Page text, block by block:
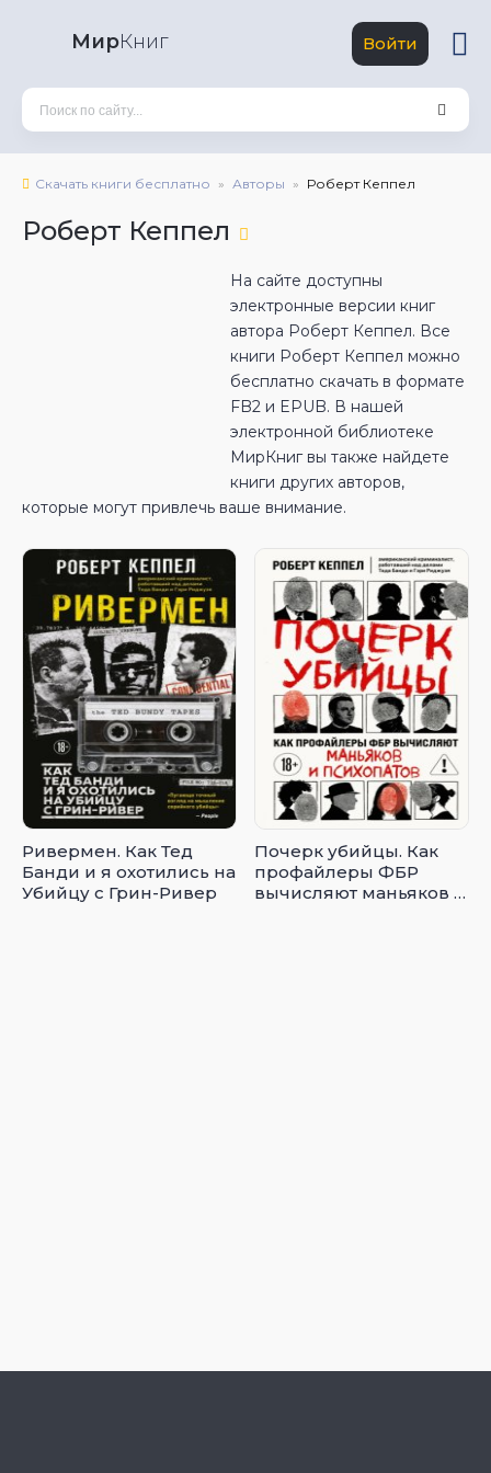
МирКниг Войти
Скачать книги бесплатно Авторы Роберт Кеппел
Роберт Кеппел
На сайте доступны
электронные версии книг
автора Роберт Кеппел. Все
книги Роберт Кеппел можно
бесплатно скачать в формате
FB2 и EPUB. В нашей
электронной библиотеке
МирКниг вы также найдете
книги других авторов,
которые могут привлечь ваше внимание.
Ривермен. Как Тед
Банди и я охотились на
Убийцу с Грин-Ривер
Почерк убийцы. Как
профайлеры ФБР
вычисляют маньяков и